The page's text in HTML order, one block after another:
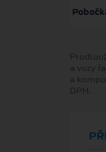
a vozy
a
DPH.